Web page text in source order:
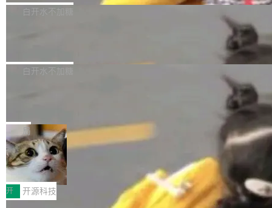
已不再是“多一个投放渠道”，而是一套能够持续
高质量游戏...
更稳定、更高效的装机选择。 B850 AORUS ELI
式2.0，可根据不同使用场景释放处理器潜力，
好，是 AI 写得太好了。 好到审查排期从两天的
过 1528 名开发者，85% 说 AI 把瓶颈从写代码
白开水不加糖
数据库，有一个图形后端。作为一个原生的 Gra
布，具体更新内容包括： feat(zero)：Zero 现
支持 --security superflag（token=...;whitelist
=...），与 Alpha 版本的格式一致，并据此对其
管理 HTTP 端点进行授权。 <blockquote> <p>
<span><strong>警告：</strong>&nbsp;Zero
的 admin ...
白开水不加糖
块钱的玩意儿——一根小竹签，一个竹筒，一头
系着涂了松香的线。甩起来，竹膜震动，发出“哇
——哇”的蝉鸣声。实物越来越难找了，有开发者
把它做成了 Web 玩具，放在 zhuzhiliao.imsai.c
c 上，并在 GitHub 开源。 玩法很简单：按住屏
幕画圈，或者直接甩手机。页面会实时显示转速
局
30倍效率升级：解锁医学影像数据要素
价值化的真实路径
完成一例腹部CT影像标注，张医生过去需要约1
20个小时。他必须在数百张连续影像上，一笔一
笔勾画边界，一层一层识别肌肉组织。如今，使
开 开源科技